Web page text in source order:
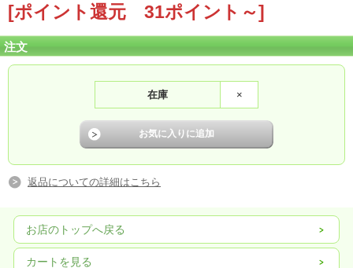
[ポイント還元 31ポイント～]
注文
在庫 ×
返品についての詳細はこちら
お店のトップへ戻る
カートを見る